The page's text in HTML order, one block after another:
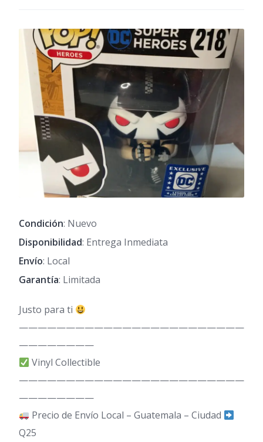
Condición: Nuevo
Disponibilidad: Entrega Inmediata
Envío: Local
Garantía: Limitada
Justo para ti
————————————————————————
————————
Vinyl Collectible
————————————————————————
————————
Precio de Envío Local – Guatemala – Ciudad
Q25